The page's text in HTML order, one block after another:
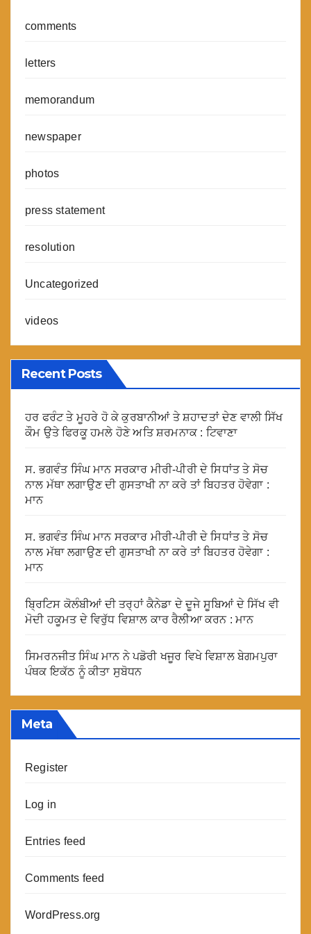
comments
letters
memorandum
newspaper
photos
press statement
resolution
Uncategorized
videos
Recent Posts
ਹਰ ਫਰੰਟ ਤੇ ਮੂਹਰੇ ਹੋ ਕੇ ਕੁਰਬਾਨੀਆਂ ਤੇ ਸ਼ਹਾਦਤਾਂ ਦੇਣ ਵਾਲੀ ਸਿੱਖ
ਕੌਮ ਉਤੇ ਫਿਰਕੂ ਹਮਲੇ ਹੋਣੇ ਅਤਿ ਸ਼ਰਮਨਾਕ : ਟਿਵਾਣਾ
ਸ. ਭਗਵੰਤ ਸਿੰਘ ਮਾਨ ਸਰਕਾਰ ਮੀਰੀ-ਪੀਰੀ ਦੇ ਸਿਧਾਂਤ ਤੇ ਸੋਚ
ਨਾਲ ਮੱਥਾ ਲਗਾਉਣ ਦੀ ਗੁਸਤਾਖੀ ਨਾ ਕਰੇ ਤਾਂ ਬਿਹਤਰ ਹੋਵੇਗਾ :
ਮਾਨ
ਸ. ਭਗਵੰਤ ਸਿੰਘ ਮਾਨ ਸਰਕਾਰ ਮੀਰੀ-ਪੀਰੀ ਦੇ ਸਿਧਾਂਤ ਤੇ ਸੋਚ
ਨਾਲ ਮੱਥਾ ਲਗਾਉਣ ਦੀ ਗੁਸਤਾਖੀ ਨਾ ਕਰੇ ਤਾਂ ਬਿਹਤਰ ਹੋਵੇਗਾ :
ਮਾਨ
ਬ੍ਰਿਟਿਸ ਕੋਲੰਬੀਆਂ ਦੀ ਤਰ੍ਹਾਂ ਕੈਨੇਡਾ ਦੇ ਦੂਜੇ ਸੂਬਿਆਂ ਦੇ ਸਿੱਖ ਵੀ
ਮੋਦੀ ਹਕੂਮਤ ਦੇ ਵਿਰੁੱਧ ਵਿਸ਼ਾਲ ਕਾਰ ਰੈਲੀਆ ਕਰਨ : ਮਾਨ
ਸਿਮਰਨਜੀਤ ਸਿੰਘ ਮਾਨ ਨੇ ਪਡੋਰੀ ਖਜੂਰ ਵਿਖੇ ਵਿਸ਼ਾਲ ਬੇਗਮਪੁਰਾ
ਪੰਥਕ ਇਕੱਠ ਨੂੰ ਕੀਤਾ ਸੁਬੋਧਨ
Meta
Register
Log in
Entries feed
Comments feed
WordPress.org